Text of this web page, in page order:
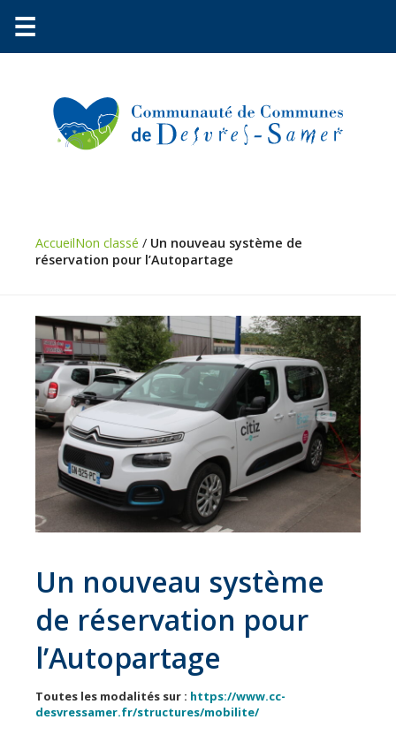
Petite
Urbanisme
Vie
pratique
Économie
Les
31
communes
Actualités
Naturéo
de
Tourisme
Mobilité
Offres
d'emploi
☰
AccueilNon classé / Un nouveau système de
réservation pour l’Autopartage
Un nouveau système
de réservation pour
l’Autopartage
Toutes les modalités sur : https://www.cc-
desvressamer.fr/structures/mobilite/